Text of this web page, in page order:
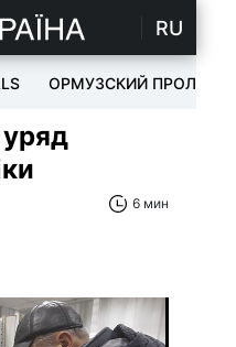
RU
ОРМУЗСКИЙ ПРОЛИВ
6 мин